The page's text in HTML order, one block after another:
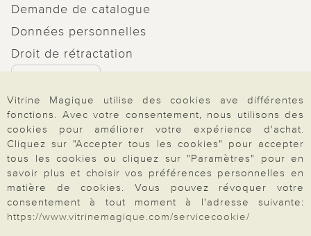
Demande de catalogue
Données personnelles
Droit de rétractation
Paiement & Livraison
À propos de nous
Vitrine Magique utilise des cookies ave différentes
fonctions. Avec votre consentement, nous utilisons des
cookies pour améliorer votre expérience d'achat.
Cliquez sur "Accepter tous les cookies" pour accepter
tous les cookies ou cliquez sur "Paramètres" pour en
savoir plus et choisir vos préférences personnelles en
matière de cookies. Vous pouvez révoquer votre
consentement à tout moment à l'adresse suivante:
https://www.vitrinemagique.com/servicecookie/